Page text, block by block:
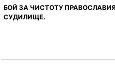
БОЙ ЗА ЧИСТОТУ
СУДИЛИЩЕ.